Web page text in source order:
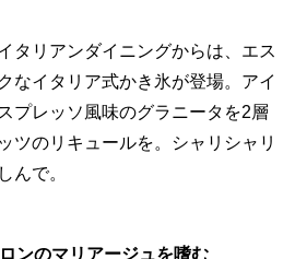
タリアンダイニングからは、エス
なイタリア式かき氷が登場。アイ
プレッソ風味のグラニータを2層
ツのリキュールを。シャリシャリ
んで。
ンのマリアージュを嗜む